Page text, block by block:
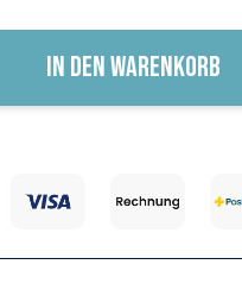
IN DEN WARENKORB